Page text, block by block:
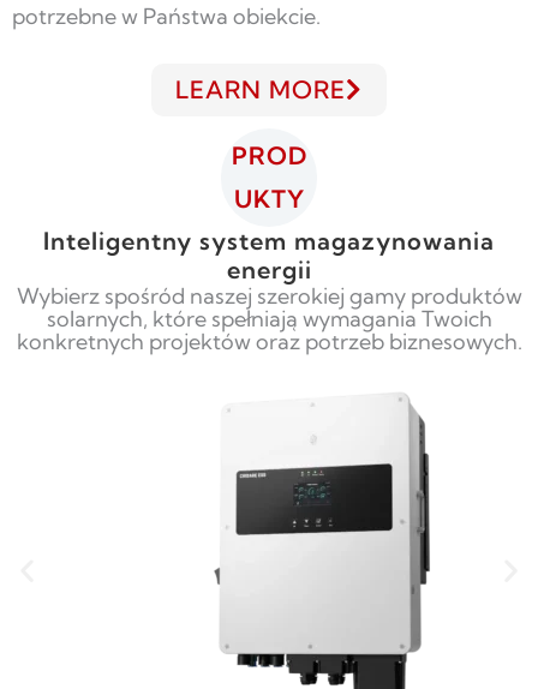
potrzebne w Państwa obiekcie.
LEARN MORE
PROD
UKTY
Inteligentny system magazynowania
energii
Wybierz spośród naszej szerokiej gamy produktów
solarnych, które spełniają wymagania Twoich
konkretnych projektów oraz potrzeb biznesowych.